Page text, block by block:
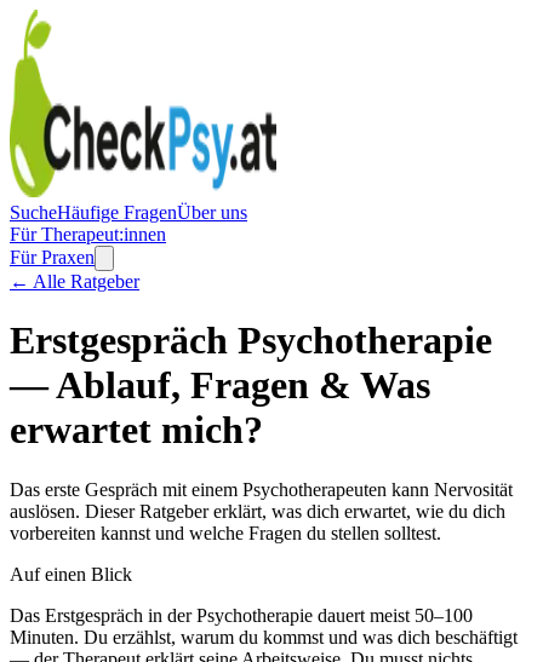
SucheHäufige FragenÜber uns
Für Therapeut:innen
Für Praxen
← Alle Ratgeber
Erstgespräch Psychotherapie
— Ablauf, Fragen & Was
erwartet mich?
Das erste Gespräch mit einem Psychotherapeuten kann Nervosität
auslösen. Dieser Ratgeber erklärt, was dich erwartet, wie du dich
vorbereiten kannst und welche Fragen du stellen solltest.
Auf einen Blick
Das Erstgespräch in der Psychotherapie dauert meist 50–100
Minuten. Du erzählst, warum du kommst und was dich beschäftigt